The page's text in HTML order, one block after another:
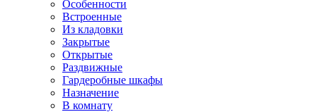
Особенности
Встроенные
Из кладовки
Закрытые
Открытые
Раздвижные
Гардеробные шкафы
Назначение
В комнату